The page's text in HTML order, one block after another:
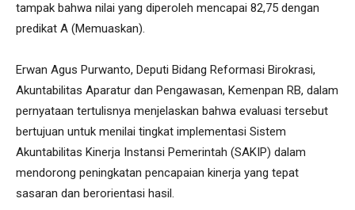
tampak bahwa nilai yang diperoleh mencapai 82,75 dengan
predikat A (Memuaskan).
Erwan Agus Purwanto, Deputi Bidang Reformasi Birokrasi,
Akuntabilitas Aparatur dan Pengawasan, Kemenpan RB, dalam
pernyataan tertulisnya menjelaskan bahwa evaluasi tersebut
bertujuan untuk menilai tingkat implementasi Sistem
Akuntabilitas Kinerja Instansi Pemerintah (SAKIP) dalam
mendorong peningkatan pencapaian kinerja yang tepat
sasaran dan berorientasi hasil.